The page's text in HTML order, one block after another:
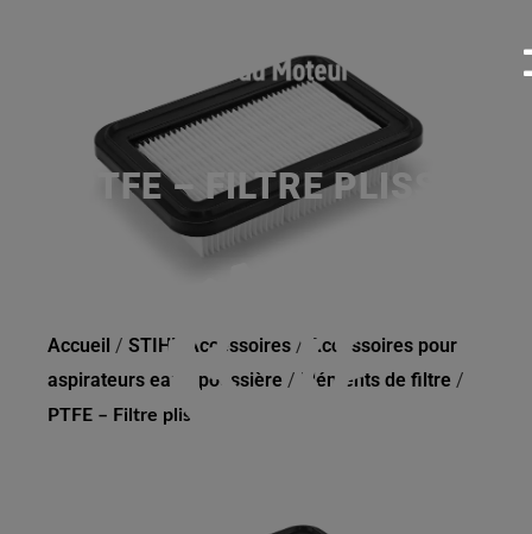
PTFE – FILTRE PLISSÉ
Accueil / STIHL Accessoires / Accessoires pour
aspirateurs eau / poussière / Éléments de filtre /
PTFE – Filtre plissé